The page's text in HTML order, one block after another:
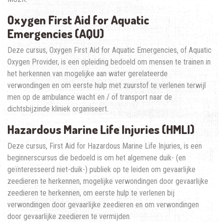
Oxygen First Aid for Aquatic
Emergencies (AQU)
Deze cursus, Oxygen First Aid for Aquatic Emergencies, of Aquatic
Oxygen Provider, is een opleiding bedoeld om mensen te trainen in
het herkennen van mogelijke aan water gerelateerde
verwondingen en om eerste hulp met zuurstof te verlenen terwijl
men op de ambulance wacht en / of transport naar de
dichtsbijzinde kliniek organiseert.
Hazardous Marine Life Injuries (HMLI)
Deze cursus, First Aid for Hazardous Marine Life Injuries, is een
beginnerscursus die bedoeld is om het algemene duik- (en
geïnteresseerd niet-duik-) publiek op te leiden om gevaarlijke
zeedieren te herkennen, mogelijke verwondingen door gevaarlijke
zeedieren te herkennen, om eerste hulp te verlenen bij
verwondingen door gevaarlijke zeedieren en om verwondingen
door gevaarlijke zeedieren te vermijden.